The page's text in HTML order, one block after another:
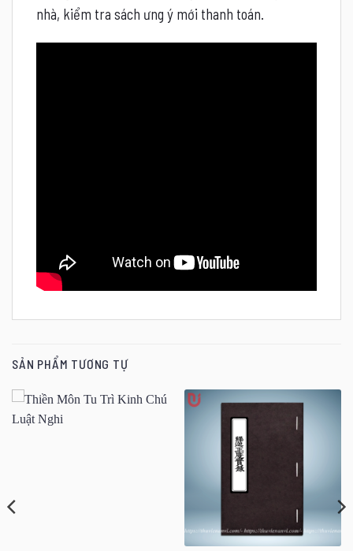
nhà, kiểm tra sách ưng ý mới thanh toán.
SẢN PHẨM TƯƠNG TỰ